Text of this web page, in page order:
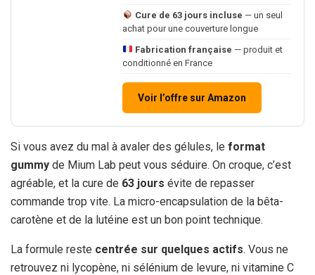
Cure de 63 jours incluse — un seul
achat pour une couverture longue
Fabrication française — produit et
conditionné en France
Voir l’offre sur Amazon
Si vous avez du mal à avaler des gélules, le format
gummy de Mium Lab peut vous séduire. On croque, c’est
agréable, et la cure de 63 jours évite de repasser
commande trop vite. La micro-encapsulation de la bêta-
carotène et de la lutéine est un bon point technique.
La formule reste centrée sur quelques actifs. Vous ne
retrouvez ni lycopène, ni sélénium de levure, ni vitamine C